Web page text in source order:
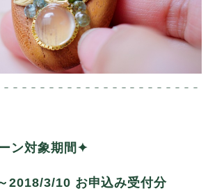
－－－－－－－－－－－－－－－－－－－－－
ン対象期間✦
3/10 お申込み受付分